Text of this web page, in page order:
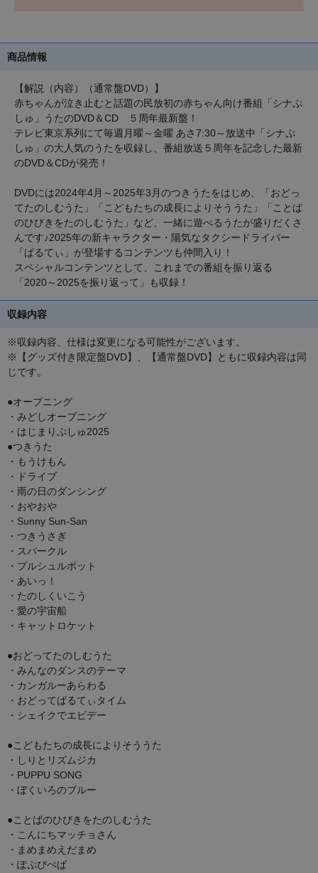
商品情報
【解説（内容）（通常盤DVD）】
赤ちゃんが泣き止むと話題の民放初の赤ちゃん向け番組「シナぷ
しゅ」うたのDVD＆CD ５周年最新盤！
テレビ東京系列にて毎週月曜～金曜 あさ7:30～放送中「シナぷ
しゅ」の大人気のうたを収録し、番組放送５周年を記念した最新
のDVD＆CDが発売！
DVDには2024年4月～2025年3月のつきうたをはじめ、「おどっ
てたのしむうた」「こどもたちの成長によりそううた」「ことば
のひびきをたのしむうた」など、一緒に遊べるうたが盛りだくさ
んです♪2025年の新キャラクター・陽気なタクシードライバー
「ぱるてぃ」が登場するコンテンツも仲間入り！
スペシャルコンテンツとして、これまでの番組を振り返る
「2020～2025を振り返って」も収録！
収録内容
※収録内容、仕様は変更になる可能性がございます。
※【グッズ付き限定盤DVD】、【通常盤DVD】ともに収録内容は同
じです。
●オープニング
・みどしオープニング
・はじまりぷしゅ2025
●つきうた
・もうけもん
・ドライブ
・雨の日のダンシング
・おやおや
・Sunny Sun-San
・つきうさぎ
・スパークル
・プルシュルポット
・あいっ！
・たのしくいこう
・愛の宇宙船
・キャットロケット
●おどってたのしむうた
・みんなのダンスのテーマ
・カンガルーあらわる
・おどってぱるてぃタイム
・シェイクでエビデー
●こどもたちの成長によりそううた
・しりとリズムジカ
・PUPPU SONG
・ぼくいろのブルー
●ことばのひびきをたのしむうた
・こんにちマッチョさん
・まめまめえだまめ
・ぽぷぴぺぱ